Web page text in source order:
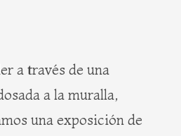
a través de una
a la muralla,
una exposición de